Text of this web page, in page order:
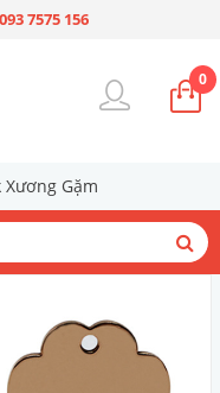
093 7575 156
0
Xương Gặm